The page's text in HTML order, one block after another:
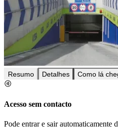
Resumo Detalhes Como lá
Acesso sem contacto
Pode entrar e sair automaticamente